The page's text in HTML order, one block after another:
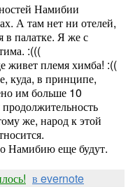
Намибии
А там нет ни отелей,
в палатке. Я же с
:(((
живет племя химба! :((
куда, в принципе,
им больше 10
же, народ к этой
Намибию еще будут.
в evernote